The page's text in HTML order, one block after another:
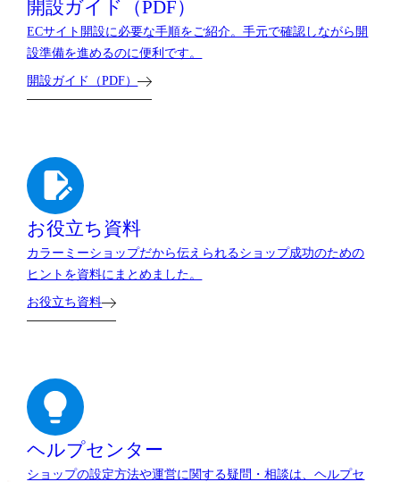
開設ガイド（PDF）
ECサイト開設に必要な手順をご紹介。手元で確認しながら開
設準備を進めるのに便利です。
開設ガイド（PDF）
お役立ち資料
カラーミーショップだから伝えられるショップ成功のための
ヒントを資料にまとめました。
お役立ち資料
ヘルプセンター
ショップの設定方法や運営に関する疑問・相談は、ヘルプセ